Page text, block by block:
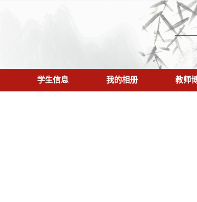
学生信息 我的相册 教师